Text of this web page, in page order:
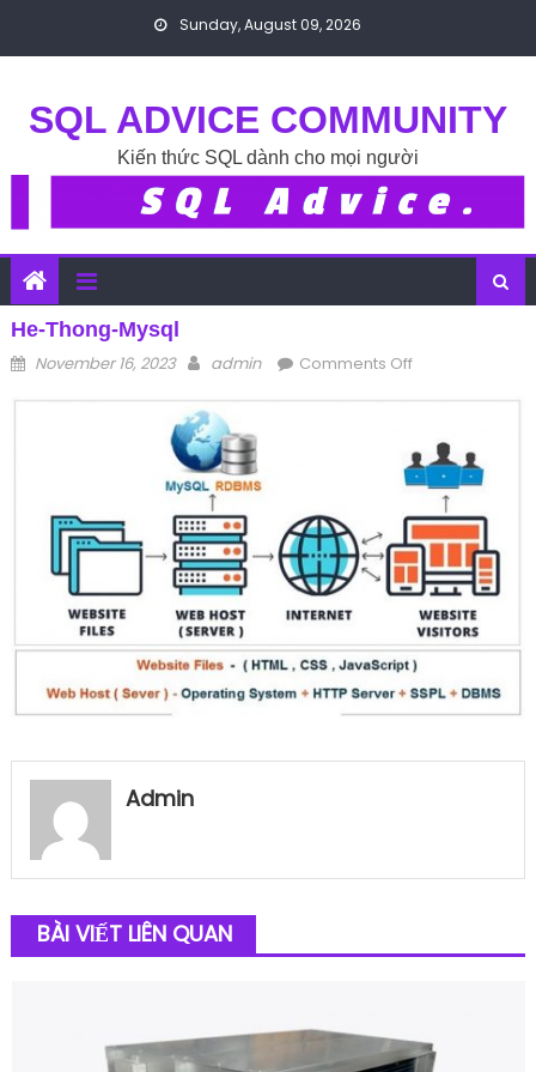
Sunday, August 09, 2026
SQL ADVICE COMMUNITY
Kiến thức SQL dành cho mọi người
He-Thong-Mysql
Posted on
November 16, 2023 Author
admin Comments Offon he-thong-
Admin
BÀI VIẾT LIÊN QUAN